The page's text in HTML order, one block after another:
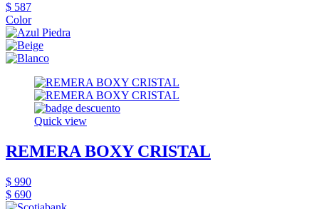
$ 587
Color
Quick view
REMERA BOXY CRISTAL
$ 990
$ 690